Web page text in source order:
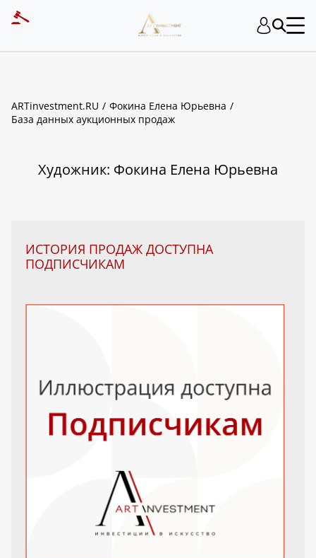
ARTinvestment.RU
Фокина Елена Юрьевна
База данных аукционных продаж
Художник: Фокина Елена Юрьевна
ИСТОРИЯ ПРОДАЖ ДОСТУПНА
ПОДПИСЧИКАМ